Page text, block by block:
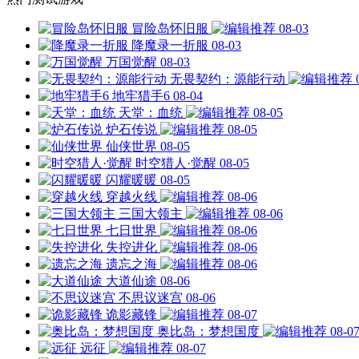
冒险岛怀旧服
08-03
降魔录一折服 08-03
万国觉醒 08-03
无畏契约：源能行动
地牢猎手6 08-04
天堂：血统
08-05
炉石传说
08-05
仙侠世界 08-05
时空猎人·觉醒 08-05
闪耀暖暖 08-05
穿越火线
08-06
三国大领主
08-06
七日世界
08-06
失控进化
08-06
遗忘之海
08-06
大道仙途 08-06
不思议迷宫 08-06
诡影藏锋
08-07
奥比岛：梦想国度
08-07
远征
08-07